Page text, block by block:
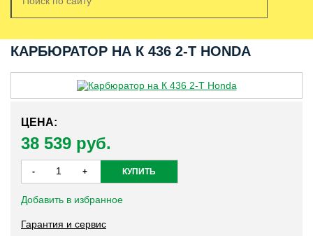
КАРБЮРАТОР НА К 436 2-Т HONDA
ЦЕНА:
38 539 руб.
Добавить в избранное
Гарантия и сервис